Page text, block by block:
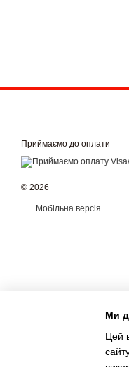
Приймаємо до оплати
© 2026
Мобільна версія
Ми
Цей